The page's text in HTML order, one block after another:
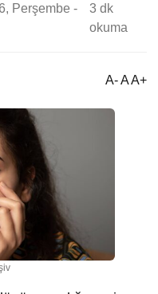
Perşembe -
3 dk
okuma
A- A A+